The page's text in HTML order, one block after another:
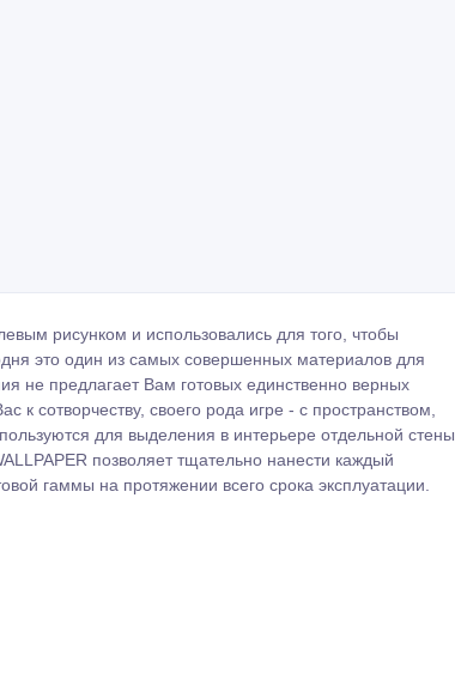
рисунком и использовались для того, чтобы
это один из самых совершенных материалов для
не предлагает Вам готовых единственно верных
сотворчеству, своего рода игре - с пространством,
для выделения в интерьере отдельной стены
позволяет тщательно нанести каждый
гаммы на протяжении всего срока эксплуатации.